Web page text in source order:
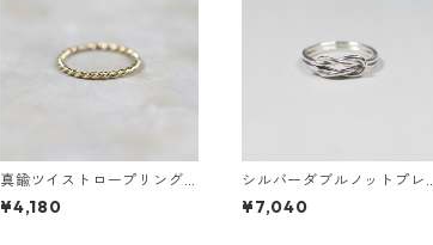
真鍮ツイストロープリング
0.8mm×2 鏡面｜FA-1168
¥4,180
シルバーダブルノットプレ
ーンリング 1.2mm×2 鏡面｜
FA-1158
¥7,040